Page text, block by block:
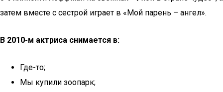
затем вместе с сестрой играет в «Мой парень – ангел».
В 2010-м актриса снимается в:
Где-то;
Мы купили зоопарк;